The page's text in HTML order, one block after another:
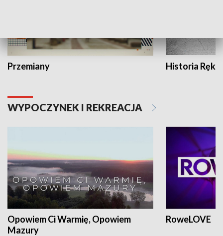
Przemiany Historia Ręką
WYPOCZYNEK I REKREACJA
Opowiem Ci Warmię, Opowiem
Mazury
RoweLOVE